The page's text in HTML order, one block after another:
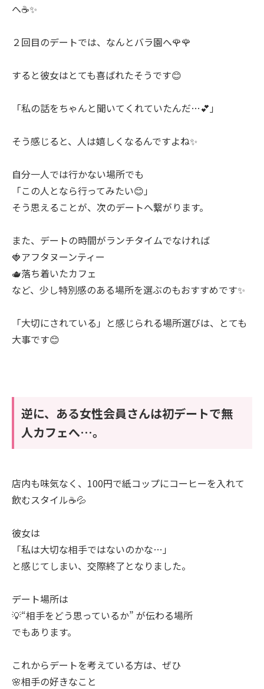
へ☕✨
２回目のデートでは、なんとバラ園へ🌹🌹
すると彼女はとても喜ばれたそうです😊
「私の話をちゃんと聞いてくれていたんだ…💕」
そう感じると、人は嬉しくなるんですよね✨
自分一人では行かない場所でも
「この人となら行ってみたい😊」
そう思えることが、次のデートへ繋がります。
また、デートの時間がランチタイムでなければ
🍓アフタヌーンティー
🫖落ち着いたカフェ
など、少し特別感のある場所を選ぶのもおすすめです✨
「大切にされている」と感じられる場所選びは、とても
大事です😊
逆に、ある女性会員さんは初デートで無
人カフェへ…。
店内も味気なく、100円で紙コップにコーヒーを入れて
飲むスタイル☕💦
彼女は
「私は大切な相手ではないのかな…」
と感じてしまい、交際終了となりました。
デート場所は
💡“相手をどう思っているか” が伝わる場所
でもあります。
これからデートを考えている方は、ぜひ
🌸相手の好きなこと